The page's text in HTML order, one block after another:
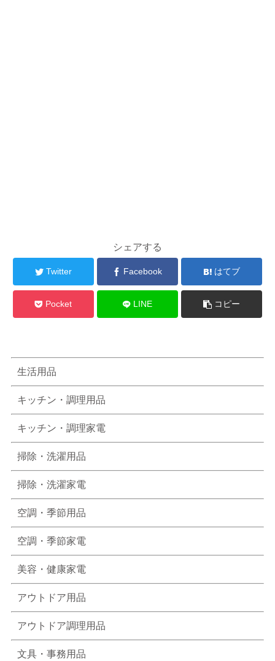
シェアする
Twitter Facebook はてブ
Pocket LINE コピー
生活用品
キッチン・調理用品
キッチン・調理家電
掃除・洗濯用品
掃除・洗濯家電
空調・季節用品
空調・季節家電
美容・健康家電
アウトドア用品
アウトドア調理用品
文具・事務用品